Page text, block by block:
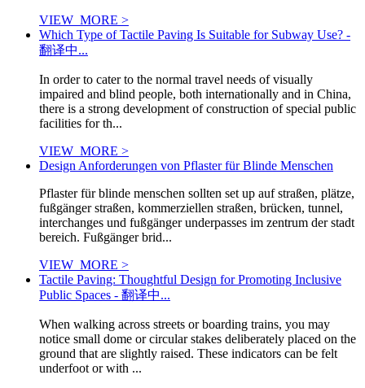
VIEW_MORE >
Which Type of Tactile Paving Is Suitable for Subway Use? -
翻译中...
In order to cater to the normal travel needs of visually
impaired and blind people, both internationally and in China,
there is a strong development of construction of special public
facilities for th...
VIEW_MORE >
Design Anforderungen von Pflaster für Blinde Menschen
Pflaster für blinde menschen sollten set up auf straßen, plätze,
fußgänger straßen, kommerziellen straßen, brücken, tunnel,
interchanges und fußgänger underpasses im zentrum der stadt
bereich. Fußgänger brid...
VIEW_MORE >
Tactile Paving: Thoughtful Design for Promoting Inclusive
Public Spaces - 翻译中...
When walking across streets or boarding trains, you may
notice small dome or circular stakes deliberately placed on the
ground that are slightly raised. These indicators can be felt
underfoot or with ...